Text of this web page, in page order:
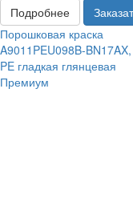
Подробнее
Порошковая краска
A9011PEU098B-
PE гладкая глянцевая
Премиум